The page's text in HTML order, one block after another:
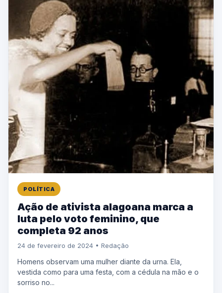
POLÍTICA
Ação de ativista alagoana marca a
luta pelo voto feminino, que
completa 92 anos
24 de fevereiro de 2024 • Redação
Homens observam uma mulher diante da urna. Ela,
vestida como para uma festa, com a cédula na mão e o
sorriso no...